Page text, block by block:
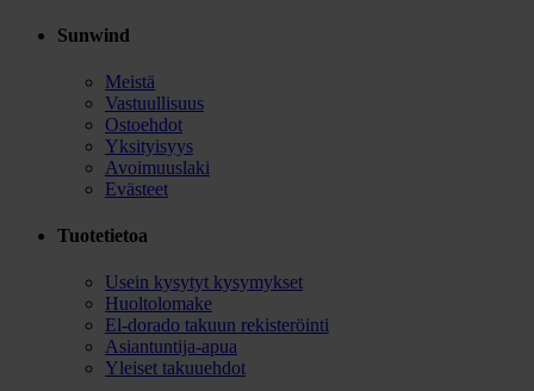
Sunwind
Meistä
Vastuullisuus
Ostoehdot
Yksityisyys
Avoimuuslaki
Evästeet
Tuotetietoa
Usein kysytyt kysymykset
Huoltolomake
El-dorado takuun rekisteröinti
Asiantuntija-apua
Yleiset takuuehdot